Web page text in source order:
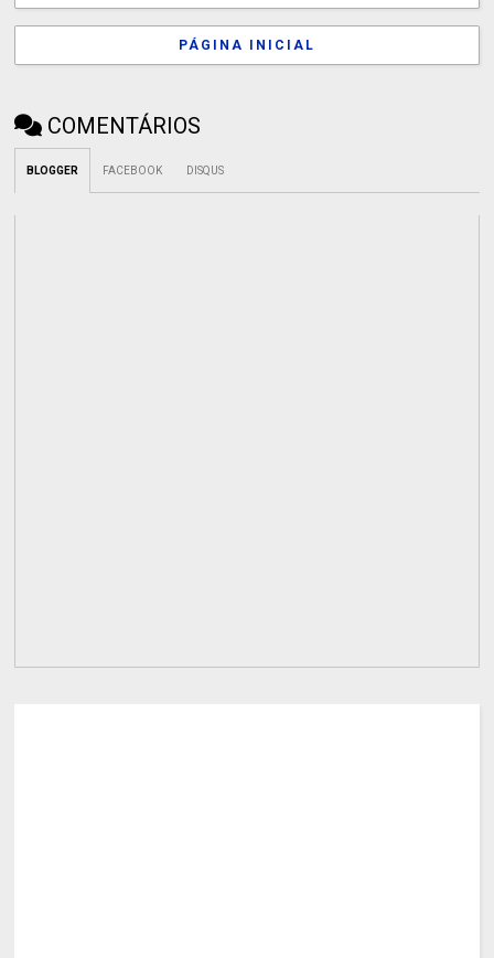
PÁGINA INICIAL
COMENTÁRIOS
BLOGGER FACEBOOK DISQUS